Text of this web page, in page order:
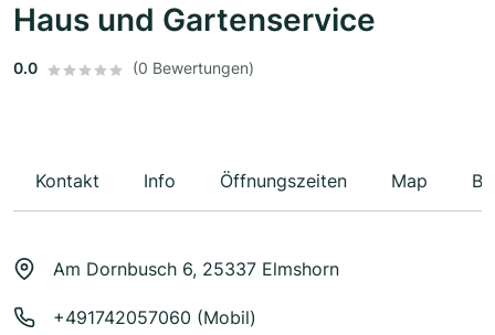
Haus und Gartenservice
0.0 (0 Bewertungen)
Kontakt Info Öffnungszeiten Map
Am Dornbusch 6, 25337 Elmshorn
+491742057060 (Mobil)